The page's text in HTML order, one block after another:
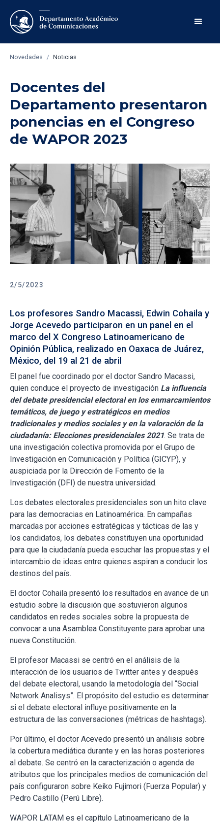
Novedades / Noticias
Docentes del
Departamento presentaron
ponencias en el Congreso
de WAPOR 2023
2/5/2023
Los profesores Sandro Macassi, Edwin Cohaila y
Jorge Acevedo participaron en un panel en el
marco del X Congreso Latinoamericano de
Opinión Pública, realizado en Oaxaca de Juárez,
México, del 19 al 21 de abril
El panel fue coordinado por el doctor Sandro Macassi,
quien conduce el proyecto de investigación La influencia
del debate presidencial electoral en los enmarcamientos
temáticos, de juego y estratégicos en medios
tradicionales y medios sociales y en la valoración de la
ciudadanía: Elecciones presidenciales 2021. Se trata de
una investigación colectiva promovida por el Grupo de
Investigación en Comunicación y Política (GICYP), y
auspiciada por la Dirección de Fomento de la
Investigación (DFI) de nuestra universidad.
Los debates electorales presidenciales son un hito clave
para las democracias en Latinoamérica. En campañas
marcadas por acciones estratégicas y tácticas de las y
los candidatos, los debates constituyen una oportunidad
para que la ciudadanía pueda escuchar las propuestas y el
intercambio de ideas entre quienes aspiran a conducir los
destinos del país.
El doctor Cohaila presentó los resultados en avance de un
estudio sobre la discusión que sostuvieron algunos
candidatos en redes sociales sobre la propuesta de
convocar a una Asamblea Constituyente para aprobar una
nueva Constitución.
El profesor Macassi se centró en el análisis de la
interacción de los usuarios de Twitter antes y después
del debate electoral, usando la metodología del “Social
Network Analisys”. El propósito del estudio es determinar
si el debate electoral influye positivamente en la
estructura de las conversaciones (métricas de hashtags).
Por último, el doctor Acevedo presentó un análisis sobre
la cobertura mediática durante y en las horas posteriores
al debate. Se centró en la caracterización o agenda de
atributos que los principales medios de comunicación del
país configuraron sobre Keiko Fujimori (Fuerza Popular) y
Pedro Castillo (Perú Libre).
WAPOR LATAM es el capítulo Latinoamericano de la